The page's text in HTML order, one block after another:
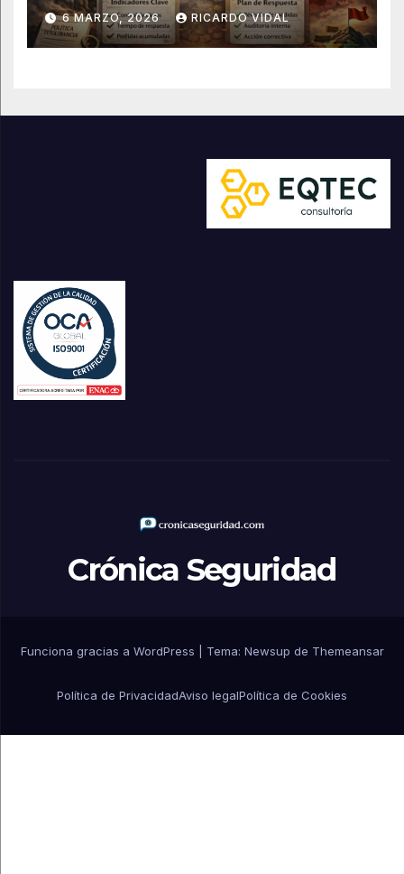
6 MARZO, 2026 RICARDO VIDAL
Crónica Seguridad
Funciona gracias a WordPress Tema: Newsup de Themeansar
Política de PrivacidadAviso legalPolítica de Cookies